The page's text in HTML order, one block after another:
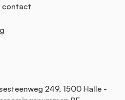
contact
249, 1500 Halle -